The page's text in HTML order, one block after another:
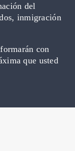
del
inmigración
con
que usted